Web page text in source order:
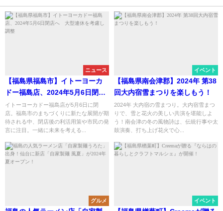
ニュース
【福島県福島市】イトーヨーカ
ドー福島店、2024年5月6日閉店
へ 大型連休を考慮し調整
イトーヨーカドー福島店が5月6日に閉
店。福島市のまちづくりに新たな展開が期
待される中、閉店後の利活用策や市民の発
言に注目。一緒に未来を考える...
イベント
【福島県南会津郡】2024年 第38
回大内宿雪まつりを楽しもう！
2024年 大内宿の雪まつり。大内宿雪まつ
りで、雪と花火の美しい共演を堪能しよ
う！南会津の冬の風物詩は、伝統行事や太
鼓演奏、打ち上げ花火で心...
グルメ イベント